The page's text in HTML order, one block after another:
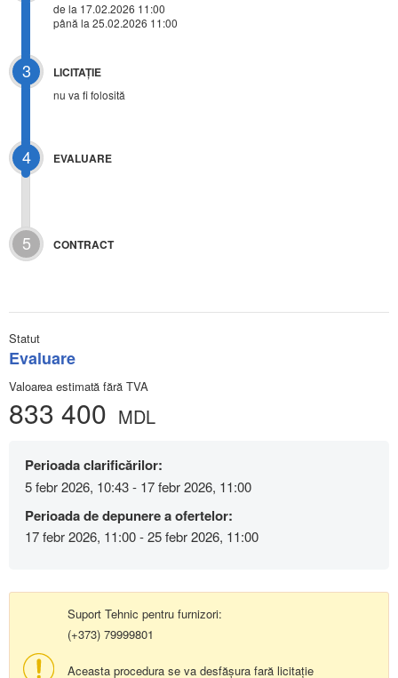
de la 17.02.2026 11:00
până la 25.02.2026 11:00
3 LICITAŢIE
nu va fi folosită
4 EVALUARE
5 CONTRACT
Statut
Evaluare
Valoarea estimată fără TVA
833 400 MDL
Perioada clarificărilor:
5 febr 2026, 10:43 - 17 febr 2026, 11:00
Perioada de depunere a ofertelor:
17 febr 2026, 11:00 - 25 febr 2026, 11:00
Suport Tehnic pentru furnizori:
(+373) 79999801
Aceasta procedura se va desfășura fară licitație